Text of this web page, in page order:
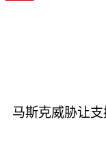
马斯克威胁让支